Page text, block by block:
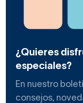
¿Quieres
especiales?
En nuestro
consejos,